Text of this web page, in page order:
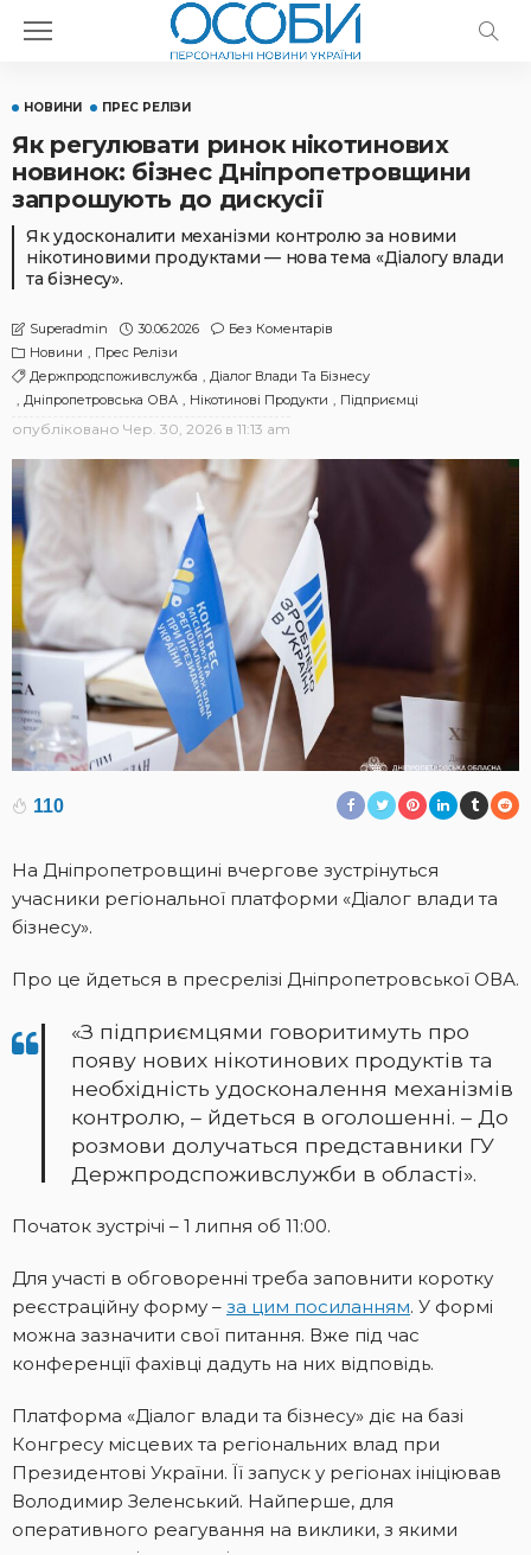
НОВИНИ ПРЕС РЕЛІЗИ
Як регулювати ринок нікотинових
новинок: бізнес Дніпропетровщини
запрошують до дискусії
Як удосконалити механізми контролю за новими
нікотиновими продуктами — нова тема «Діалогу влади
та бізнесу».
Superadmin 30.06.2026
Без Коментарів
Новини
Прес Релізи
Держпродспоживслужба
Діалог Влади Та Бізнесу
Дніпропетровська ОВА
Нікотинові Продукти Підприємці
опубліковано Чер. 30, 2026 в 11:13 am
110
На Дніпропетровщині вчергове зустрінуться
учасники регіональної платформи «Діалог влади та
бізнесу».
Про це йдеться в пресрелізі Дніпропетровської ОВА.
«З підприємцями говоритимуть про
появу нових нікотинових продуктів та
необхідність удосконалення механізмів
контролю, – йдеться в оголошенні. – До
розмови долучаться представники ГУ
Держпродспоживслужби в області».
Початок зустрічі – 1 липня об 11:00.
Для участі в обговоренні треба заповнити коротку
реєстраційну форму – за цим посиланням. У формі
можна зазначити свої питання. Вже під час
конференції фахівці дадуть на них відповідь.
Платформа «Діалог влади та бізнесу» діє на базі
Конгресу місцевих та регіональних влад при
Президентові України. Її запуск у регіонах ініціював
Володимир Зеленський. Найперше, для
оперативного реагування на виклики, з якими